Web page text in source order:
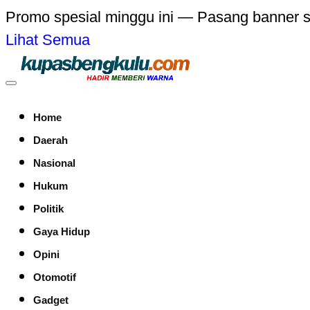
Promo spesial minggu ini — Pasang banner
Lihat Semua
Home
Daerah
Nasional
Hukum
Politik
Gaya Hidup
Opini
Otomotif
Gadget